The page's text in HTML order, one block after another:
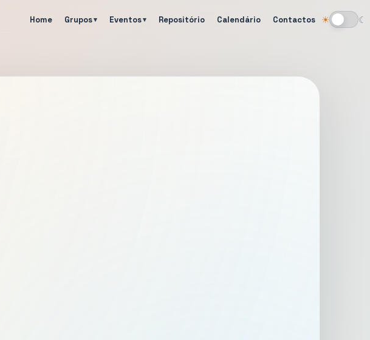
Home Grupos Eventos Repositório Calendário Contactos ☀ ☾
Alternar tema